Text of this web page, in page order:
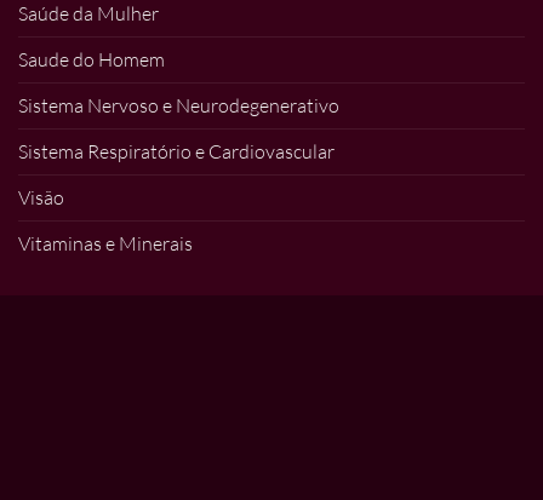
Saúde da Mulher
Saude do Homem
Sistema Nervoso e Neurodegenerativo
Sistema Respiratório e Cardiovascular
Visão
Vitaminas e Minerais